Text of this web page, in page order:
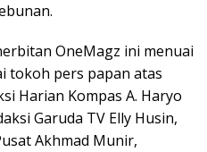
OneMagz ini menuai
tokoh pers papan atas
Harian Kompas A. Haryo
Garuda TV Elly Husin,
Akhmad Munir,